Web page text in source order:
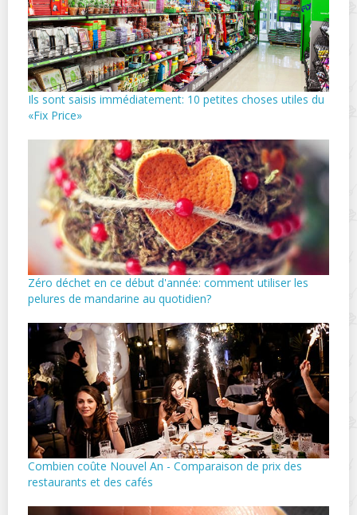
Ils sont saisis immédiatement: 10 petites choses utiles du
«Fix Price»
Zéro déchet en ce début d'année: comment utiliser les
pelures de mandarine au quotidien?
Combien coûte Nouvel An - Comparaison de prix des
restaurants et des cafés